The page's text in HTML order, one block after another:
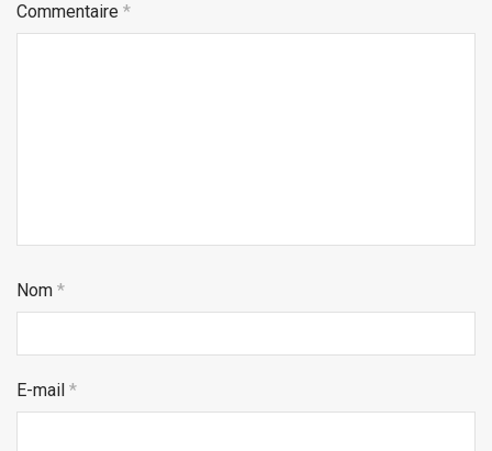
Commentaire *
Nom *
E-mail *